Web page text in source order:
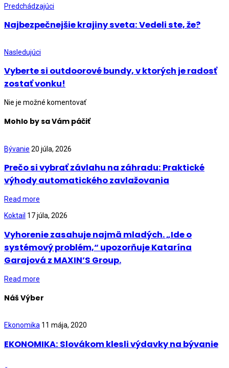
Predchádzajúci
Najbezpečnejšie krajiny sveta: Vedeli ste, že?
Nasledujúci
Vyberte si outdoorové bundy, v ktorých je radosť
zostať vonku!
Nie je možné komentovať
Mohlo by sa Vám páčiť
Bývanie 20 júla, 2026
Prečo si vybrať závlahu na záhradu: Praktické
výhody automatického zavlažovania
Read more
Koktail 17 júla, 2026
Vyhorenie zasahuje najmä mladých. „Ide o
systémový problém,“ upozorňuje Katarína
Garajová z MAXIN’S Group.
Read more
Náš Výber
Ekonomika 11 mája, 2020
EKONOMIKA: Slovákom klesli výdavky na bývanie